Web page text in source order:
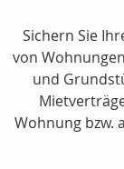
Sichern Sie
von
und
Wohnung bzw.